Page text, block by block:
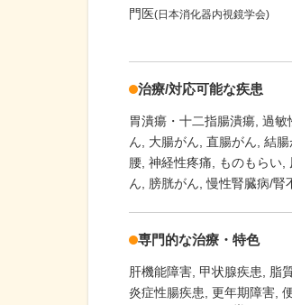
門医(日本消化器内視鏡学会)
治療/対応可能な疾患
胃潰瘍・十二指腸潰瘍 過敏
ん
大腸がん 直腸がん 結腸
腰 神経性疼痛 ものもらい
ん
膀胱がん 慢性腎臓病/腎
専門的な治療・特色
肝機能障害 甲状腺疾患 脂
炎症性腸疾患 更年期障害